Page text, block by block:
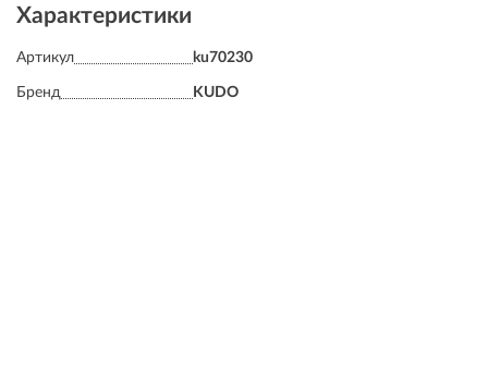
Характеристики
Артикул ku70230
Бренд KUDO